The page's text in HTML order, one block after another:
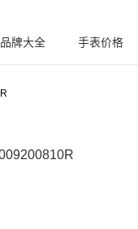
腕
品牌大全 手表价格